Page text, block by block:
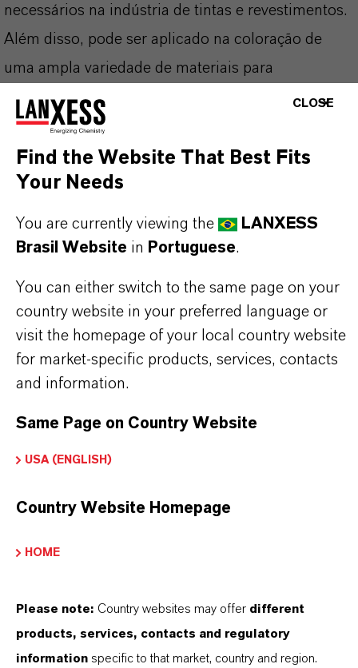
necessários na indústria de tintas e revestimentos.
Além disso, pode ser aplicado na coloração de
uma ampla variedade de materiais para
construção.
INFORMAÇÕES SOBRE O PRODUTO
molecular
de produto
de entrega
2119457599-19-0000
CLOSE
Find the Website That Best Fits
Your Needs
You are currently viewing the
LANXESS
Brasil Website in Portuguese.
You can either switch to the same page on your
country website in your preferred language or
visit the homepage of your local country website
for market-specific products, services, contacts
and information.
Same Page on Country Website
USA (ENGLISH)
Country Website Homepage
HOME
Please note: Country websites may offer different
products, services, contacts and regulatory
information specific to that market, country and region.